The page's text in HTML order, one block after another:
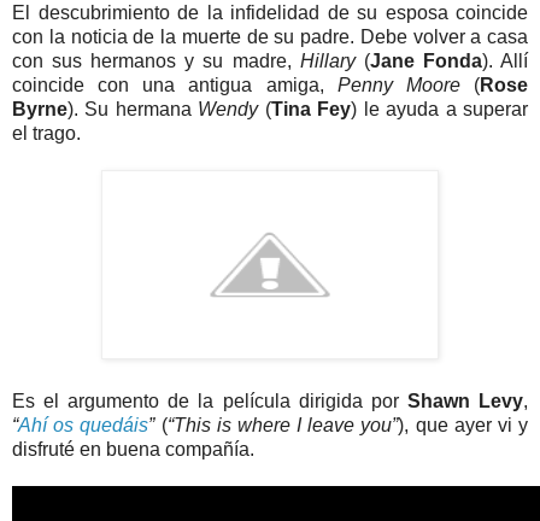
El descubrimiento de la infidelidad de su esposa coincide
con la noticia de la muerte de su padre. Debe volver a casa
con sus hermanos y su madre, Hillary(Jane Fonda). Allí
coincide con una antigua amiga, Penny Moore(Rose
Byrne). Su hermana Wendy(Tina Fey) le ayuda a superar
el trago.
Es el argumento de la película dirigida por Shawn Levy,
“Ahí os quedáis”(“This is where I leave you”), que ayer vi y
disfruté en buena compañía.